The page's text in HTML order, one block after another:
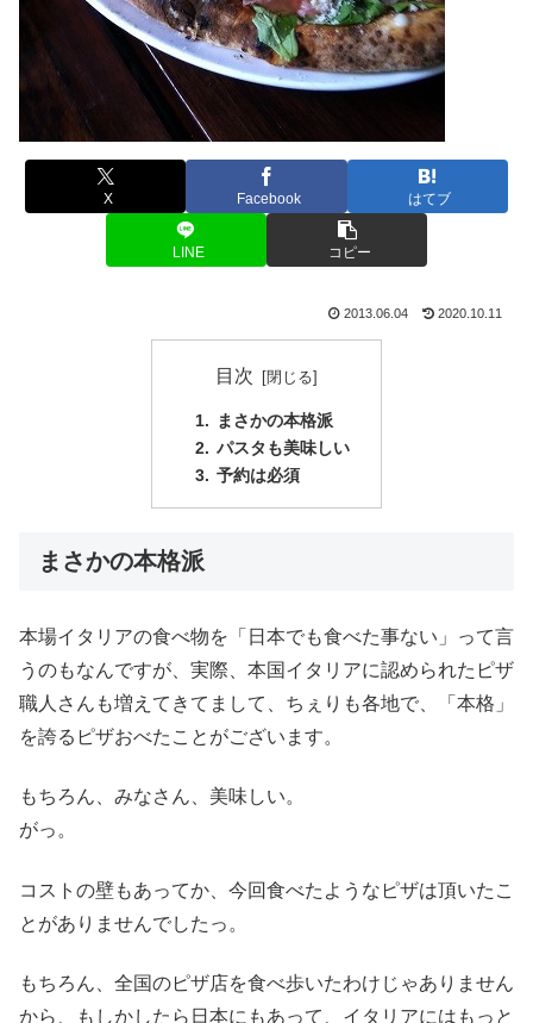
X Facebook はてブ
LINE コピー
2013.06.04 2020.10.11
目次
まさかの本格派
パスタも美味しい
予約は必須
まさかの本格派
本場イタリアの食べ物を「日本でも食べた事ない」って言
うのもなんですが、実際、本国イタリアに認められたピザ
職人さんも増えてきてまして、ちぇりも各地で、「本格」
を誇るピザおべたことがございます。
もちろん、みなさん、美味しい。
がっ。
コストの壁もあってか、今回食べたようなピザは頂いたこ
とがありませんでしたっ。
もちろん、全国のピザ店を食べ歩いたわけじゃありません
から、もしかしたら日本にもあって、イタリアにはもっと